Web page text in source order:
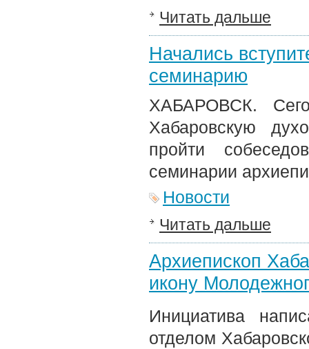
Читать дальше
Начались
семинарию
ХАБАРОВСК.
Хабаровскую
пройти
семинарии
Новости
Читать дальше
Архиепископ
икону
Инициатива
отделом